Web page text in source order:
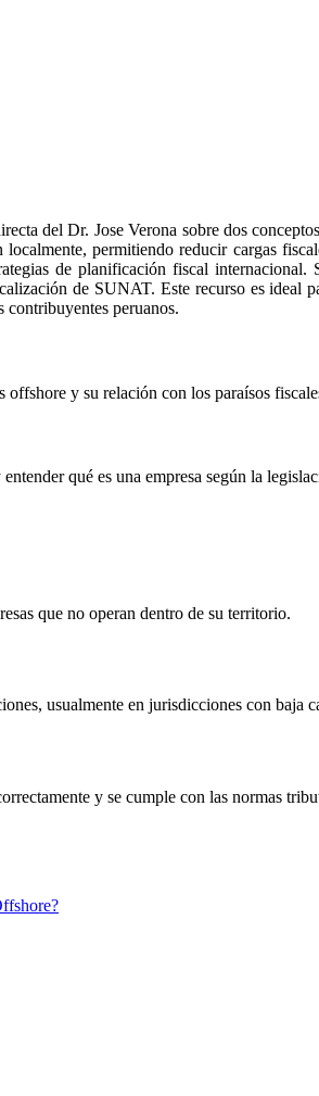
del Dr. Jose Verona sobre dos
permitiendo reducir cargas
de planificación fiscal
de SUNAT. Este recurso es ideal
peruanos.
offshore y su relación con los paraísos
qué es una empresa según la
que no operan dentro de su territorio.
usualmente en jurisdicciones con baja
y se cumple con las normas